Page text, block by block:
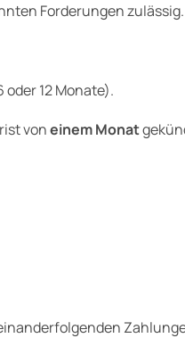
Forderungen zulässig.
12 Monate).
voneinem Monat